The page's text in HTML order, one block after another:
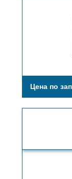
Цена по